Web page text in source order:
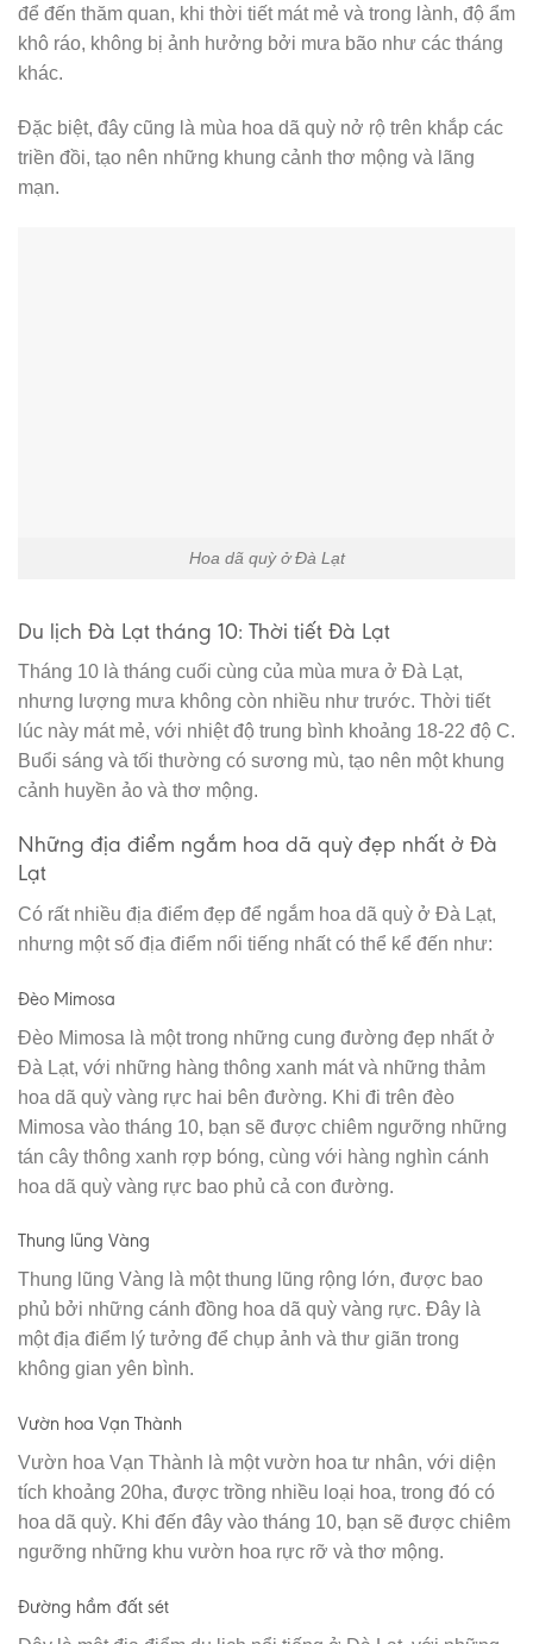
để đến thăm quan, khi thời tiết mát mẻ và trong lành, độ ẩm
khô ráo, không bị ảnh hưởng bởi mưa bão như các tháng
khác.
Đặc biệt, đây cũng là mùa hoa dã quỳ nở rộ trên khắp các
triền đồi, tạo nên những khung cảnh thơ mộng và lãng
mạn.
Hoa dã quỳ ở Đà Lạt
Du lịch Đà Lạt tháng 10: Thời tiết Đà Lạt
Tháng 10 là tháng cuối cùng của mùa mưa ở Đà Lạt,
nhưng lượng mưa không còn nhiều như trước. Thời tiết
lúc này mát mẻ, với nhiệt độ trung bình khoảng 18-22 độ C.
Buổi sáng và tối thường có sương mù, tạo nên một khung
cảnh huyền ảo và thơ mộng.
Những địa điểm ngắm hoa dã quỳ đẹp nhất ở Đà
Lạt
Có rất nhiều địa điểm đẹp để ngắm hoa dã quỳ ở Đà Lạt,
nhưng một số địa điểm nổi tiếng nhất có thể kể đến như:
Đèo Mimosa
Đèo Mimosa là một trong những cung đường đẹp nhất ở
Đà Lạt, với những hàng thông xanh mát và những thảm
hoa dã quỳ vàng rực hai bên đường. Khi đi trên đèo
Mimosa vào tháng 10, bạn sẽ được chiêm ngưỡng những
tán cây thông xanh rợp bóng, cùng với hàng nghìn cánh
hoa dã quỳ vàng rực bao phủ cả con đường.
Thung lũng Vàng
Thung lũng Vàng là một thung lũng rộng lớn, được bao
phủ bởi những cánh đồng hoa dã quỳ vàng rực. Đây là
một địa điểm lý tưởng để chụp ảnh và thư giãn trong
không gian yên bình.
Vườn hoa Vạn Thành
Vườn hoa Vạn Thành là một vườn hoa tư nhân, với diện
tích khoảng 20ha, được trồng nhiều loại hoa, trong đó có
hoa dã quỳ. Khi đến đây vào tháng 10, bạn sẽ được chiêm
ngưỡng những khu vườn hoa rực rỡ và thơ mộng.
Đường hầm đất sét